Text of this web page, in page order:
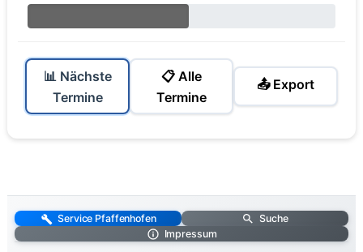
📊 Nächste
Termine
📋 Alle
Termine
📤 Export
Service Pfaffenhofen
Suche
Impressum